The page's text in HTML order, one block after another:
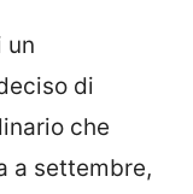
un
di
che
a settembre,